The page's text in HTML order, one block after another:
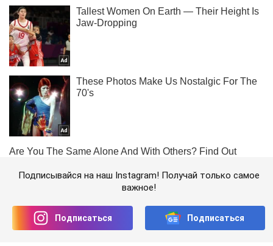
Подписывайся на наш Instagram! Получай только самое
важное!
Подписаться Подписаться